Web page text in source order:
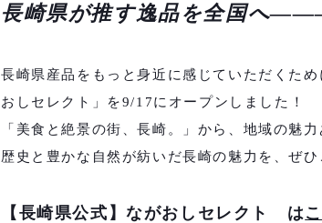
長崎県が推す逸品を全国へ
長崎県産品をもっと身近に感じていただくた
おしセレクト」を9/17にオープンしました！
「美食と絶景の街、長崎。」から、地域の魅
歴史と豊かな自然が紡いだ長崎の魅力を、ぜひ
【長崎県公式】ながおしセレクト は